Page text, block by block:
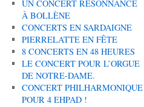
UN CONCERT RÉSONNANCE
À BOLLÈNE
CONCERTS EN SARDAIGNE
PIERRELATTE EN FÊTE
8 CONCERTS EN 48 HEURES
LE CONCERT POUR L’ORGUE
DE NOTRE-DAME.
CONCERT PHILHARMONIQUE
POUR 4 EHPAD !